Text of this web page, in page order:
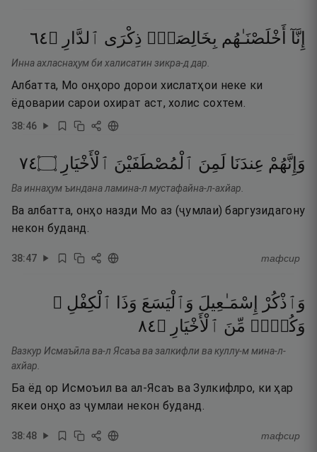
إِنَّآ أَخْلَصْنَـٰهُم بِخَالِصَةٍۢ ذِكْرَى ٱلدَّارِ ۝٤٦
Инна ахласнаҳум би халисатин зикра-д дар.
Албатта, Мо онҳоро дорои хислатҳои неке ки
ёдоварии сарои охират аст, холис сохтем.
38:46
وَإِنَّهُمْ عِندَنَا لَمِنَ ٱلْمُصْطَفَيْنَ ٱلْأَخْيَارِ ۝٤٧
Ва иннаҳум ъиндана ламина-л мустафайна-л-ахйар.
Ва албатта, онҳо назди Мо аз (ҷумлаи) баргузидагону
некон буданд.
38:47 тафсир
وَٱذْكُرْ إِسْمَـٰعِيلَ وَٱلْيَسَعَ وَذَا
ٱلْكِفْلِ ۖ
وَكُلٌّۭ مِّنَ ٱلْأَخْيَارِ ۝٤٨
Вазкур Исмаъӣла ва-л Ясаъа ва залкифли ва куллу-м мина-л-
ахйар.
Ба ёд ор Исмоъил ва ал-Ясаъ ва Зулкифлро, ки ҳар
якеи онҳо аз ҷумлаи некон буданд.
38:48 тафсир